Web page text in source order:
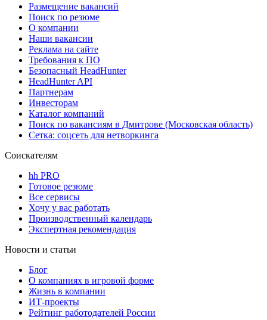
Размещение вакансий
Поиск по резюме
О компании
Наши вакансии
Реклама на сайте
Требования к ПО
Безопасный HeadHunter
HeadHunter API
Партнерам
Инвесторам
Каталог компаний
Поиск по вакансиям в Дмитрове (Московская область)
Сетка: соцсеть для нетворкинга
Соискателям
hh PRO
Готовое резюме
Все сервисы
Хочу у вас работать
Производственный календарь
Экспертная рекомендация
Новости и статьи
Блог
О компаниях в игровой форме
Жизнь в компании
ИТ-проекты
Рейтинг работодателей России